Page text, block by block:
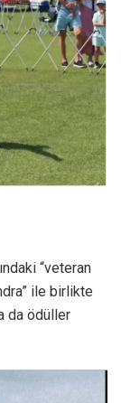
“veteran
ile birlikte
da ödüller